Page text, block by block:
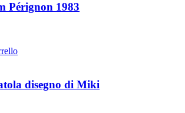
Pérignon 1983
disegno di Miki